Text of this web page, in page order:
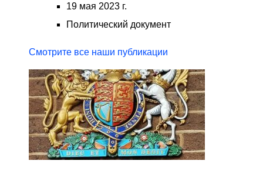
19 мая 2023 г.
Политический документ
Смотрите все наши публикации